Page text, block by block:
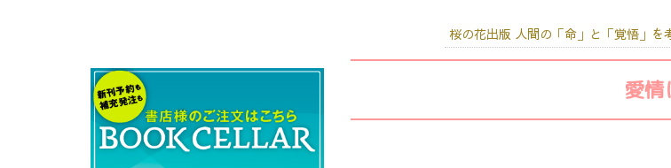
桜の花出版 人間の「命」と「覚悟」を
愛